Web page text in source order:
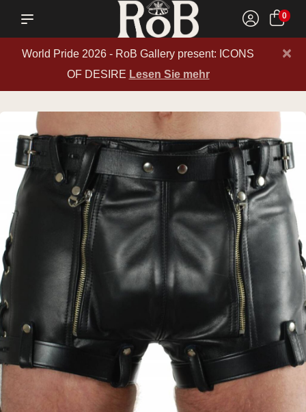
0
World Pride 2026 - RoB Gallery present: ICONS
OF DESIRE Lesen Sie mehr
×